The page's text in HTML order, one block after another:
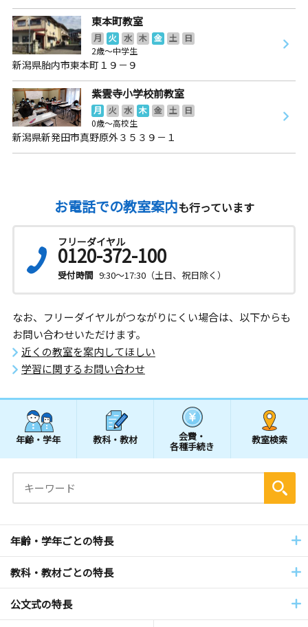
東本町教室
月 火 水 木 金 土
日
2歳～中学生
新潟県胎内市東本町１９－９
紫雲寺小学校前教室
月 火 水 木 金 土
日
0歳～高校生
新潟県新発田市真野原外３５３９－１
お電話での教室案内も行っています
フリーダイヤル
0120-372-100
受付時間 9:30～17:30（土日、祝日除く）
なお、フリーダイヤルがつながりにくい場合は、以下からも
お問い合わせいただけます。
近くの教室を案内してほしい
学習に関するお問い合わせ
年齢・学年 教科・教材 会費・
各種手続き
教室検索
年齢・学年ごとの特長
教科・教材ごとの特長
公文式の特長